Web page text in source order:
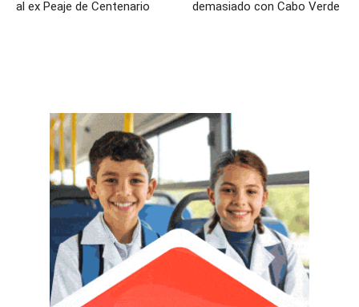
al ex Peaje de Centenario
demasiado con Cabo Verde